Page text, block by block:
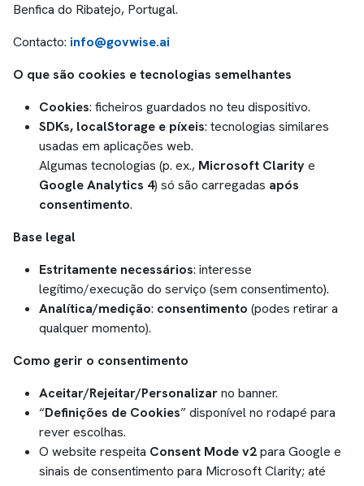
Benfica do Ribatejo, Portugal.
Contacto: info@govwise.ai
O que são cookies e tecnologias semelhantes
Cookies: ficheiros guardados no teu dispositivo.
SDKs, localStorage e píxeis: tecnologias similares
usadas em aplicações web.
Algumas tecnologias (p. ex., Microsoft Claritye
Google Analytics 4) só são carregadas após
consentimento.
Base legal
Estritamente necessários: interesse
legítimo/execução do serviço (sem consentimento).
Analítica/medição: consentimento (podes retirar a
qualquer momento).
Como gerir o consentimento
Aceitar/Rejeitar/Personalizarno banner.
“Definições de Cookies” disponível no rodapé para
rever escolhas.
O website respeita Consent Mode v2para Google e
sinais de consentimento para Microsoft Clarity; até